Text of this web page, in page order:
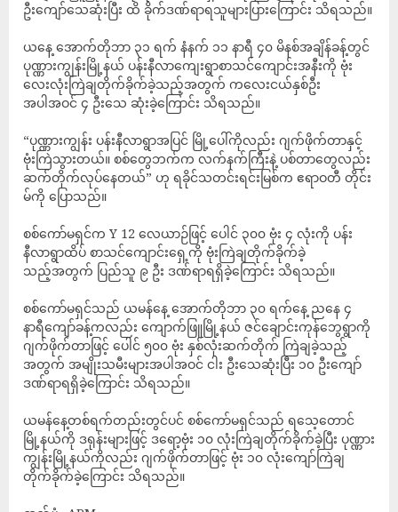
ဦးကျော်သေဆုံးပြီး ထိ ခိုက်ဒဏ်ရာရသူများပြားကြောင်း သိရသည်။
ယနေ့ အောက်တိုဘာ ၃၁ ရက် နံနက် ၁၁ နာရီ ၄၀ မိနစ်အချိန်ခန့်တွင်
ပုဏ္ဏားကျွန်းမြို့နယ် ပန်းနီလာကျေးရွာစာသင်ကျောင်းအနီးကို ဗုံး
လေးလုံးကြဲချတိုက်ခိုက်ခဲ့သည့်အတွက် ကလေးငယ်နှစ်ဦး
အပါအဝင် ၄ ဦးသေ ဆုံးခဲ့ကြောင်း သိရသည်။
“ပုဏ္ဏားကျွန်း ပန်းနီလာရွာအပြင် မြို့ပေါ်ကိုလည်း ဂျက်ဖိုက်တာနှင့်
ဗုံးကြဲသွားတယ်။ စစ်တွေဘက်က လက်နက်ကြီးနဲ့ ပစ်တာတွေလည်း
ဆက်တိုက်လုပ်နေတယ်” ဟု ရခိုင်သတင်းရင်းမြစ်က ဧရာဝတီ တိုင်း
မ်ကို ပြောသည်။
စစ်ကော်မရှင်က Y 12 လေယာဉ်ဖြင့် ပေါင် ၃၀၀ ဗုံး ၄ လုံးကို ပန်း
နီလာရွာထိပ် စာသင်ကျောင်းရှေ့ကို ဗုံးကြဲချတိုက်ခိုက်ခဲ့
သည့်အတွက် ပြည်သူ ၉ ဦး ဒဏ်ရာရရှိခဲ့ကြောင်း သိရသည်။
စစ်ကော်မရှင်သည် ယမန်နေ့ အောက်တိုဘာ ၃၀ ရက်နေ့ ညနေ ၄
နာရီကျော်ခန့်ကလည်း ကျောက်ဖြူမြို့နယ် ဇင်ချောင်းကုန်ဘွေရွာကို
ဂျက်ဖိုက်တာဖြင့် ပေါင် ၅၀၀ ဗုံး နှစ်လုံးဆက်တိုက် ကြဲချခဲ့သည့်
အတွက် အမျိုးသမီးများအပါအဝင် ငါး ဦးသေဆုံးပြီး ၁၀ ဦးကျော်
ဒဏ်ရာရရှိခဲ့ကြောင်း သိရသည်။
ယမန်နေ့တစ်ရက်တည်းတွင်ပင် စစ်ကော်မရှင်သည် ရသေ့တောင်
မြို့နယ်ကို ဒရုန်းများဖြင့် ဒရော့ဗုံး ၁၀ လုံးကြဲချတိုက်ခိုက်ခဲ့ပြီး ပုဏ္ဏား
ကျွန်းမြို့နယ်ကိုလည်း ဂျက်ဖိုက်တာဖြင့် ဗုံး ၁၀ လုံးကျော်ကြဲချ
တိုက်ခိုက်ခဲ့ကြောင်း သိရသည်။